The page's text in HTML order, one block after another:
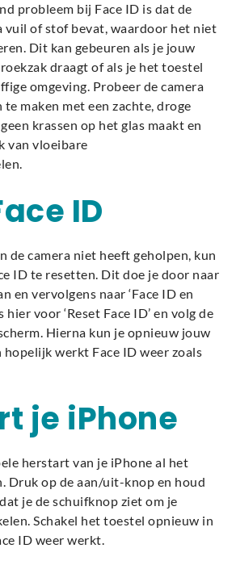
probleem bij Face ID is dat de
vuil of stof bevat, waardoor het niet
Dit kan gebeuren als je jouw
draagt of als je het toestel
omgeving. Probeer de camera
maken met een zachte, droge
krassen op het glas maakt en
van vloeibare
ID
de camera niet heeft geholpen, kun
ID te resetten. Dit doe je door naar
en vervolgens naar ‘Face ID en
hier voor ‘Reset Face ID’ en volg de
Hierna kun je opnieuw jouw
hopelijk werkt Face ID weer zoals
je iPhone
herstart van je iPhone al het
Druk op de aan/uit-knop en houd
je de schuifknop ziet om je
Schakel het toestel opnieuw in
ID weer werkt.